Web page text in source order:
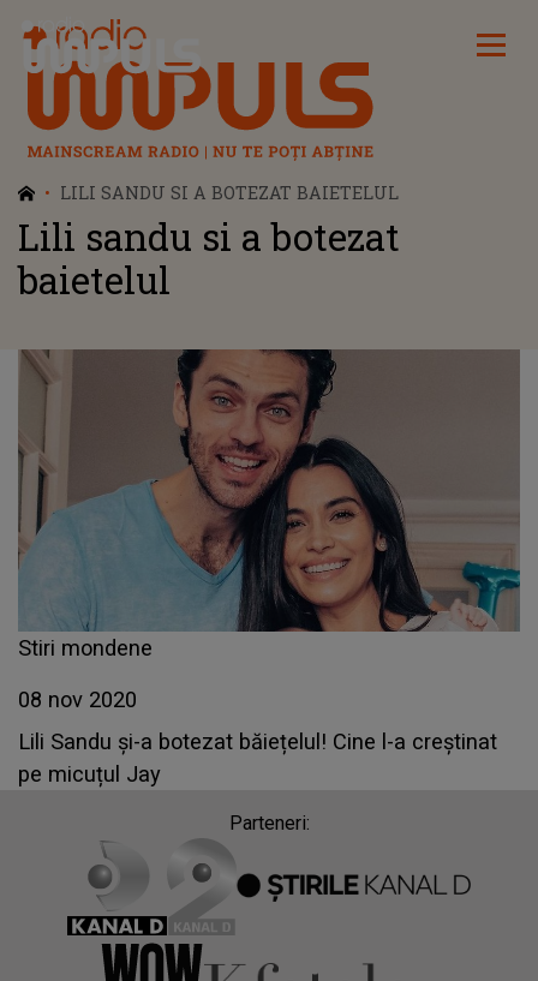
Radio Impuls
LILI SANDU SI A BOTEZAT BAIETELUL
Lili sandu si a botezat
baietelul
Stiri mondene
08 nov 2020
Lili Sandu și-a botezat băiețelul! Cine l-a creștinat
pe micuțul Jay
Parteneri: